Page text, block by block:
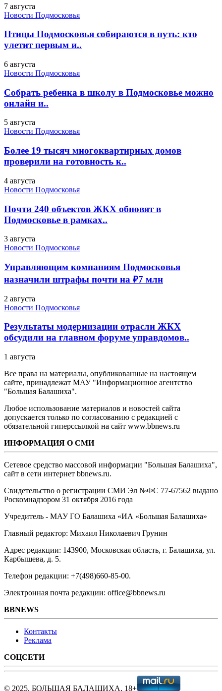
7 августа
Новости Подмосковья
Птицы Подмосковья собираются в путь: кто
улетит первым и..
6 августа
Новости Подмосковья
Собрать ребенка в школу в Подмосковье можно
онлайн и..
5 августа
Новости Подмосковья
Более 19 тысяч многоквартирных домов
проверили на готовность к..
4 августа
Новости Подмосковья
Почти 240 объектов ЖКХ обновят в
Подмосковье в рамках..
3 августа
Новости Подмосковья
Управляющим компаниям Подмосковья
назначили штрафы почти на ₽7 млн
2 августа
Новости Подмосковья
Результаты модернизации отрасли ЖКХ
обсудили на главном форуме управдомов..
1 августа
Все права на материалы, опубликованные на настоящем
сайте, принадлежат МАУ "Информационное агентство
"Большая Балашиха".
Любое использование материалов и новостей сайта
допускается только по согласованию с редакцией с
обязательной гиперссылкой на сайт www.bbnews.ru
ИНФОРМАЦИЯ О СМИ
Сетевое средство массовой информации "Большая Балашиха",
сайт в сети интернет bbnews.ru.
Свидетельство о регистрации СМИ Эл №ФС ‎77-67562 выдано
Роскомнадзором 31 октября 2016 года
Учредитель - МАУ ГО Балашиха «ИА «Большая Балашиха»
Главный редактор: Михаил Николаевич Грунин
Адрес редакции: 143900, Московская область, г. Балашиха, ул.
Карбышева, д. 5.
Телефон редакции: +7(498)660-85-00.
Электронная почта редакции: office@bbnews.ru
BBNEWS
Контакты
Реклама
СОЦСЕТИ
© 2025, БОЛЬШАЯ БАЛАШИХА, 18+